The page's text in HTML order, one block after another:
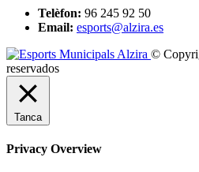
Telèfon: 96 245 92 50
Email: esports@alzira.es
©
reservados
Tanca
Privacy Overview